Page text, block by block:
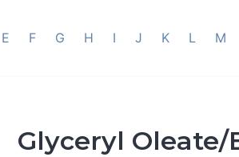
E F G H I J K L M
Glyceryl Oleate/